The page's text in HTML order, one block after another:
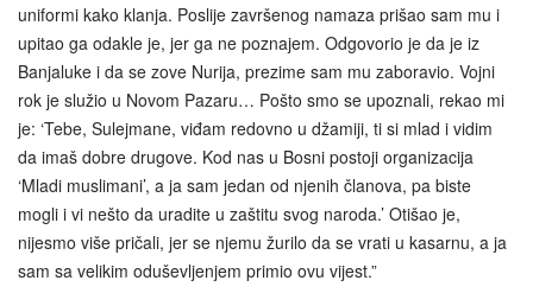
uniformi kako klanja. Poslije završenog namaza prišao sam mu i
upitao ga odakle je, jer ga ne poznajem. Odgovorio je da je iz
Banjaluke i da se zove Nurija, prezime sam mu zaboravio. Vojni
rok je služio u Novom Pazaru… Pošto smo se upoznali, rekao mi
je: ‘Tebe, Sulejmane, viđam redovno u džamiji, ti si mlad i vidim
da imaš dobre drugove. Kod nas u Bosni postoji organizacija
‘Mladi muslimani’, a ja sam jedan od njenih članova, pa biste
mogli i vi nešto da uradite u zaštitu svog naroda.’ Otišao je,
nijesmo više pričali, jer se njemu žurilo da se vrati u kasarnu, a ja
sam sa velikim oduševljenjem primio ovu vijest.”